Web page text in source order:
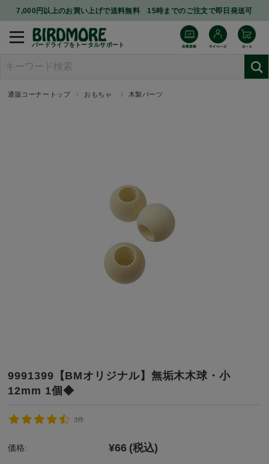
7,000円以上のお買い上げで送料無料 15時までのご注文で即日発送可
バードライフをトータルサポート
通販コーナートップ おもちゃ 木製パーツ
9991399【BMオリジナル】無垢木木球・小
12mm 1個◆
3件
価格: ¥66 (税込)